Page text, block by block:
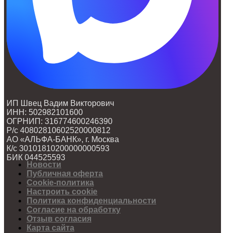
ИП Швец Вадим Викторович
ИНН: 502982101600
ОГРНИП: 316774600246390
Р/с 40802810602520000812
АО «АЛЬФА-БАНК», г. Москва
К/с 30101810200000000593
БИК 044525593
Новости
Публичная оферта
Cookie-политика
Настроить cookie
Политика конфиденциальности
Согласие на обработку
Отзыв согласия
Карта сайта